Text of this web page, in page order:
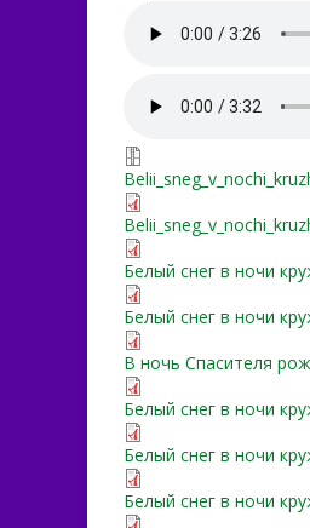
Белый
Белый
Белый снег в ночи
Белый
Белый снег в ночи
В ночь
В ночь Спасителя
Белый
Белый снег в ночи
Белый
Белый снег в ночи
Белый
Белый снег в ночи